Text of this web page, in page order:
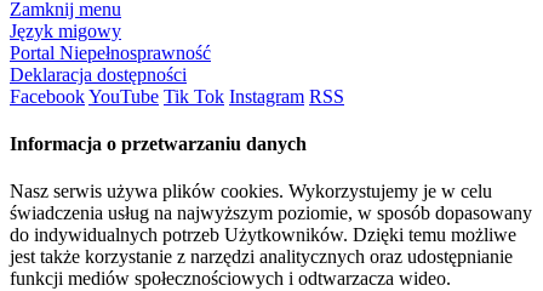
Zamknij menu
Język migowy
Portal Niepełnosprawność
Deklaracja dostępności
FacebookYouTube Tik Tok Instagram RSS
Informacja o przetwarzaniu danych
Nasz serwis używa plików cookies. Wykorzystujemy je w celu
świadczenia usług na najwyższym poziomie, w sposób dopasowany
do indywidualnych potrzeb Użytkowników. Dzięki temu możliwe
jest także korzystanie z narzędzi analitycznych oraz udostępnianie
funkcji mediów społecznościowych i odtwarzacza wideo.